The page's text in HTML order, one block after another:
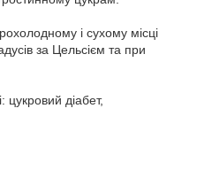
і сухому місці
за Цельсієм та при
цукровий діабет,